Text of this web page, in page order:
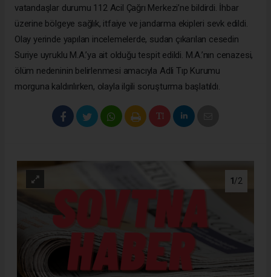
vatandaşlar durumu 112 Acil Çağrı Merkezi’ne bildirdi. İhbar
üzerine bölgeye sağlık, itfaiye ve jandarma ekipleri sevk edildi.
Olay yerinde yapılan incelemelerde, sudan çıkarılan cesedin
Suriye uyruklu M.A.’ya ait olduğu tespit edildi. M.A.’nın cenazesi,
ölüm nedeninin belirlenmesi amacıyla Adli Tıp Kurumu
morguna kaldırılırken, olayla ilgili soruşturma başlatıldı.
1 /2